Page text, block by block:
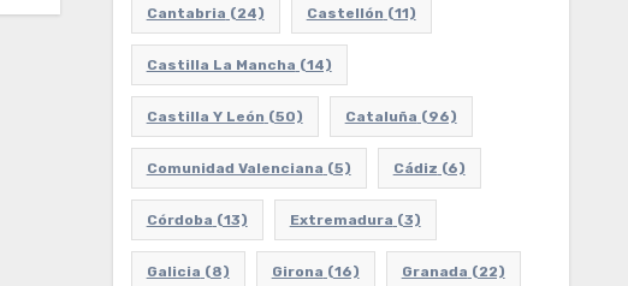
Cantabria (24) Castellón (11)
Castilla La Mancha (14)
Castilla Y León (50) Cataluña (96)
Comunidad Valenciana (5) Cádiz (6)
Córdoba (13) Extremadura (3)
Galicia (8) Girona (16) Granada (22)